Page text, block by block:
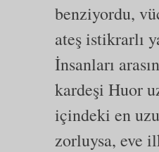
benziyordu,
ateş istikrarlı
İnsanları
kardeşi Huor
içindeki en
zorluysa, eve